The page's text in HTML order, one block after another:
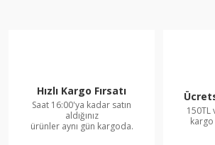
Hızlı Kargo Fırsatı
Saat 16:00'ya kadar satın
aldığınız
ürünler aynı gün kargoda.
150TL